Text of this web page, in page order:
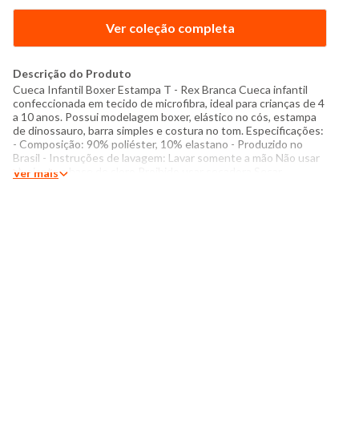
Ver coleção completa
Descrição do Produto
Cueca Infantil Boxer Estampa T - Rex Branca Cueca infantil
confeccionada em tecido de microfibra, ideal para crianças de 4
a 10 anos. Possui modelagem boxer, elástico no cós, estampa
de dinossauro, barra simples e costura no tom. Especificações:
- Composição: 90% poliéster, 10% elastano - Produzido no
Brasil - Instruções de lavagem: Lavar somente a mão Não usar
alvejante a base de cloro Proibido usar secadora Secar
Ver mais